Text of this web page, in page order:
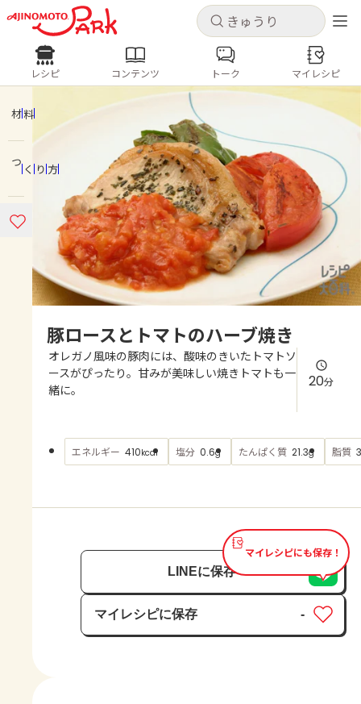
キャンセル
ログインするとレシピを保存できます
ログイン
ホーム
コンテンツ
レシピ
よくあるお問い合わせ
AJINOMOTO PARK とは
キャンセル
レシピ コンテンツ
人気の食材・レシピ
きゅうり なす トマト
とうもろこし
ピーマン
みょうが ゴーヤ
レシピ コンテンツ トーク マイレシピ
材料
つくり方
豚ロースとトマトのハーブ焼き
オレガノ風味の豚肉には、酸味のきいたトマトソ
ースがぴったり。甘みが美味しい焼きトマトも一
緒に。
20分
エネルギー 410kcal 塩分 0.6g たんぱく質 21.3g 脂質
マイレシピにも保存！
LINEに保存
マイレシピに保存
保存済み
-